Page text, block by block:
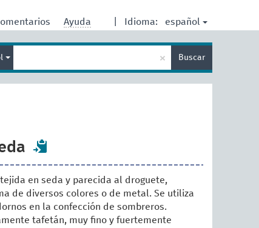
Idioma: español
Ayuda
term
× Buscar
en seda y parecida al droguete,
de diversos colores o de metal. Se utiliza
en la confección de sombreros.
tafetán, muy fino y fuertemente